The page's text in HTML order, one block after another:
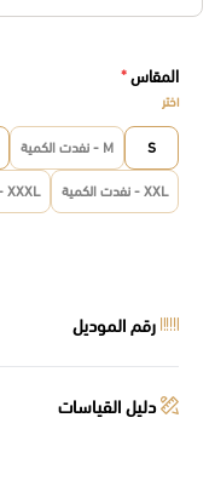
المقاس*
اختر
S M - نفدت الكمية
XXL - نفدت الكمية
XXXL - نفدت الكمية
رقم الموديل
دليل القياسات